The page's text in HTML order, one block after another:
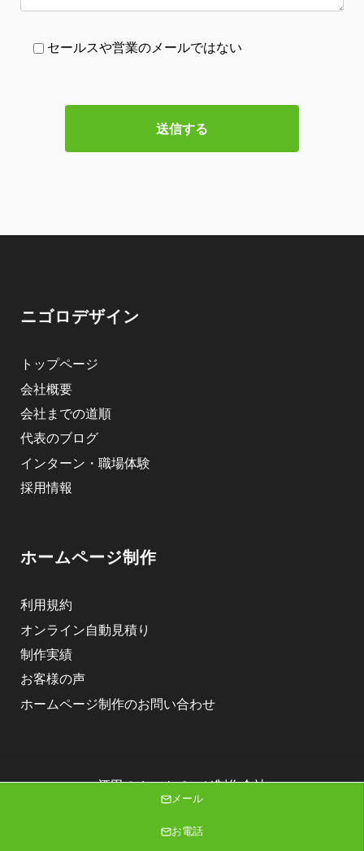
セールスや営業のメールではない
ニゴロデザイン
トップページ
会社概要
会社までの道順
代表のブログ
インターン・職場体験
採用情報
ホームページ制作
利用規約
オンライン自動見積り
制作実績
お客様の声
ホームページ制作のお問い合わせ
酒田のホームページ制作会社
株式会社ニゴロデザイン
Copyright (C) 2026 株式会社ニゴロデザイン All Rights Reserved.
メール
お電話